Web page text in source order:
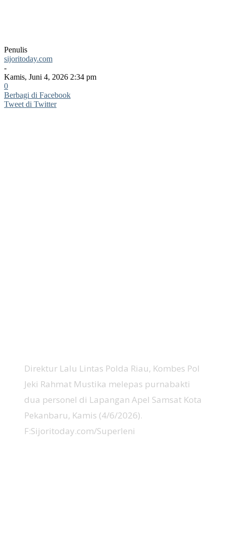
Penulis
sijoritoday.com
-
Kamis, Juni 4, 2026 2:34 pm
0
Berbagi di Facebook
Tweet di Twitter
Direktur Lalu Lintas Polda Riau, Kombes Pol
Jeki Rahmat Mustika melepas purnabakti
dua personel di Lapangan Apel Samsat Kota
Pekanbaru, Kamis (4/6/2026).
F:Sijoritoday.com/Superleni